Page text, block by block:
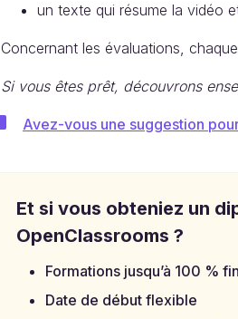
un texte qui résume la vidéo
Concernant les évaluations,
Si vous êtes prêt, découvrons
Avez-vous une suggestion
Et si vous obteniez un
OpenClassrooms ?
Formations jusqu’à 100 %
Date de début flexible